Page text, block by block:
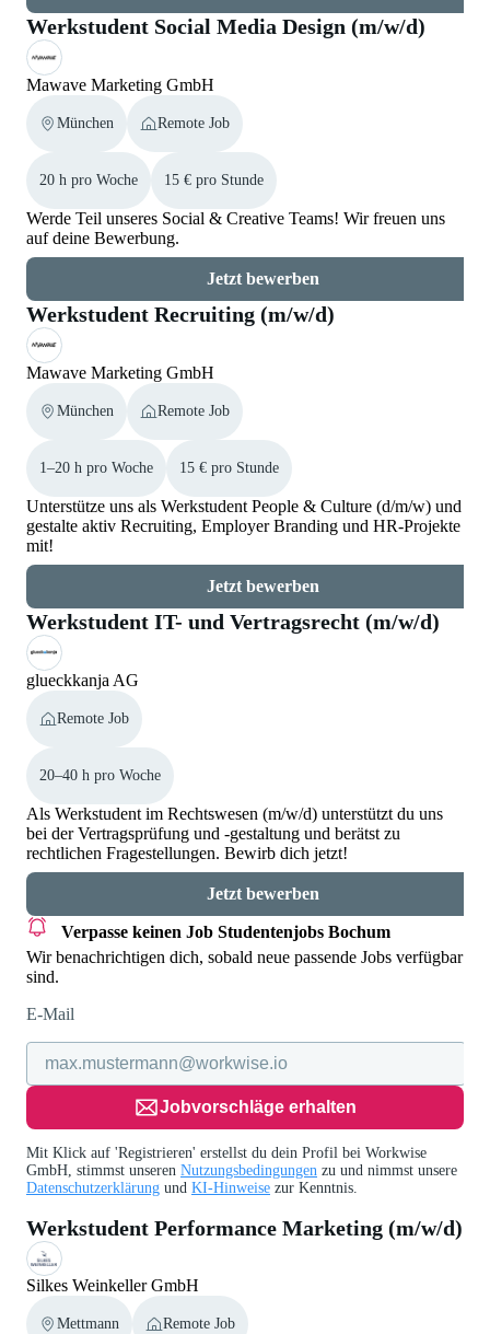
Werkstudent Social Media Design (m/w/d)
Mawave Marketing GmbH
München Remote Job
20 h pro Woche 15 € pro Stunde
Werde Teil unseres Social & Creative Teams! Wir freuen uns
auf deine Bewerbung.
Jetzt bewerben
Werkstudent Recruiting (m/w/d)
Mawave Marketing GmbH
München Remote Job
1–20 h pro Woche 15 € pro Stunde
Unterstütze uns als Werkstudent People & Culture (d/m/w) und
gestalte aktiv Recruiting, Employer Branding und HR-Projekte
mit!
Jetzt bewerben
Werkstudent IT- und Vertragsrecht (m/w/d)
glueckkanja AG
Remote Job
20–40 h pro Woche
Als Werkstudent im Rechtswesen (m/w/d) unterstützt du uns
bei der Vertragsprüfung und -gestaltung und berätst zu
rechtlichen Fragestellungen. Bewirb dich jetzt!
Jetzt bewerben
Verpasse keinen Job Studentenjobs Bochum
Wir benachrichtigen dich, sobald neue passende Jobs verfügbar
sind.
E-Mail
Jobvorschläge erhalten
Mit Klick auf 'Registrieren' erstellst du dein Profil bei Workwise
GmbH, stimmst unseren Nutzungsbedingungen zu und nimmst unsere
Datenschutzerklärung und KI-Hinweise zur Kenntnis.
Werkstudent Performance Marketing (m/w/d)
Silkes Weinkeller GmbH
Mettmann Remote Job